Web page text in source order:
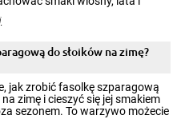
by cieszyć nimi oko w sezonie
atmosferę cieplejszych
słoików ze
pozwolą zachować świeżość
do słoików na zimę?
jak zrobić fasolkę szparagową
zimę i cieszyć się jej smakiem
sezonem. To warzywo możecie